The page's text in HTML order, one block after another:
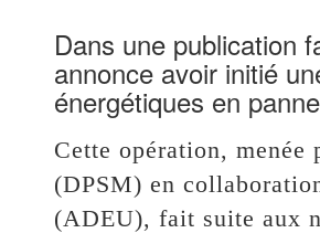
‎Dans une publication
annonce avoir initié
énergétiques en
Cette opération,
(DPSM) en
(ADEU), fait suite aux